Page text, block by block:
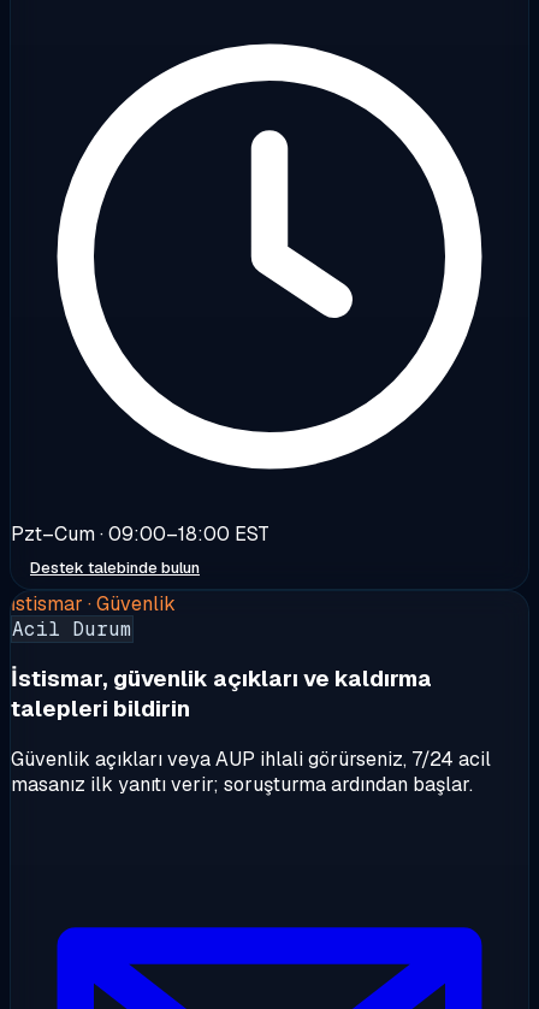
Pzt–Cum · 09:00–18:00 EST
Destek talebinde bulun
İstismar · Güvenlik
Acil Durum
İstismar, güvenlik açıkları ve kaldırma
talepleri bildirin
Güvenlik açıkları veya AUP ihlali görürseniz, 7/24 acil
masanız ilk yanıtı verir; soruşturma ardından başlar.